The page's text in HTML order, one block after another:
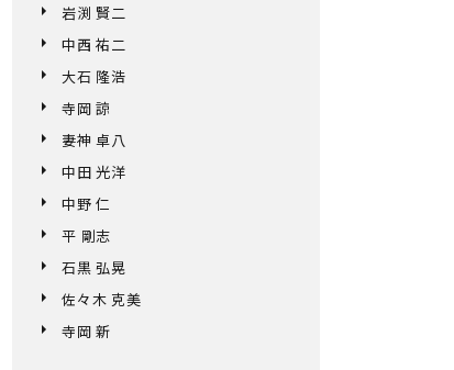
岩渕 賢二
中西 祐二
大石 隆浩
寺岡 諒
妻神 卓八
中田 光洋
中野 仁
平 剛志
石黒 弘晃
佐々木 克美
寺岡 新